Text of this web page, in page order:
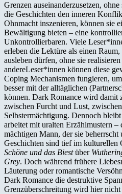
Grenzen auseinanderzusetzen,
die Geschichten den inneren
Ohnmacht inszenieren, können sie
Bewältigung bieten – eine
Unkontrollierbaren. Viele
erleben die Lektüre als einen
ausleben dürfen, ohne sie
andereLeser*innen können diese
Coping Mechanismen fungieren,
besser mit der alltäglichen
können. Dark Romance wird damit
zwischen Furcht und Lust,
Selbstermächtigung. Dennoch
arbeitet mit uralten Erzählmustern
mächtigen Mann, der sie
Geschichten sind tief im kulturellen
Schöne und das Biestüber
Grey. Doch während frühere
Läuterung oder romantische
Dark Romance die destruktive
Grenzüberschreitung wird hier nicht